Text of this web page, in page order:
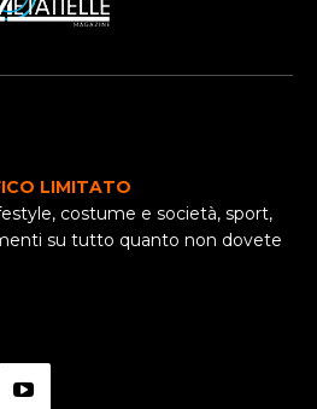
LIMITATO
costume e società, sport,
su tutto quanto non dovete